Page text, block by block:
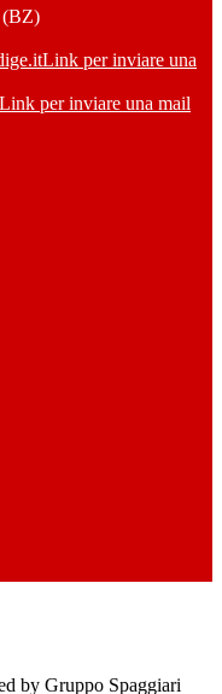
(BZ)
Link per inviare una
Link per inviare una mail
by Gruppo Spaggiari